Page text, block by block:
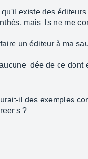
existe des éditeurs
mais ils ne me
un éditeur à ma
idée de ce dont
il des exemples
?